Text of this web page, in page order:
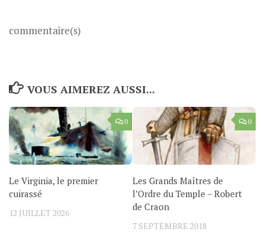
commentaire(s)
VOUS AIMEREZ AUSSI...
0
Le Virginia, le premier
cuirassé
12 JUILLET 2026
0
Les Grands Maîtres de
l’Ordre du Temple – Robert
de Craon
7 SEPTEMBRE 2018